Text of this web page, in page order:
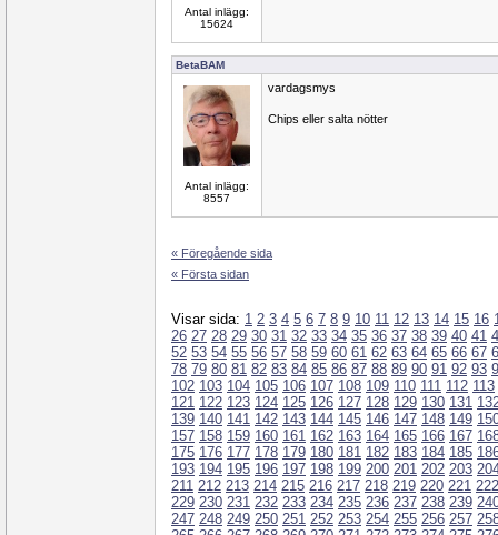
Antal inlägg:
15624
BetaBAM
Antal inlägg:
8557
vardagsmys
Chips eller salta nötter
« Föregående sida
« Första sidan
Visar sida: 1 2 3 4 5 6 7 8 9 10 11 12 13 14 15 16
26 27 28 29 30 31 32 33 34 35 36 37 38 39 40 41
52 53 54 55 56 57 58 59 60 61 62 63 64 65 66 67
78 79 80 81 82 83 84 85 86 87 88 89 90 91 92 93
102 103 104 105 106 107 108 109 110 111 112 113
121 122 123 124 125 126 127 128 129 130 131
139 140 141 142 143 144 145 146 147 148 149
157 158 159 160 161 162 163 164 165 166 167
175 176 177 178 179 180 181 182 183 184 185
193 194 195 196 197 198 199 200 201 202 203
211 212 213 214 215 216 217 218 219 220 221 222
229 230 231 232 233 234 235 236 237 238 239
247 248 249 250 251 252 253 254 255 256 257